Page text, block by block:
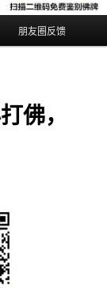
朋友圈反馈
佛，